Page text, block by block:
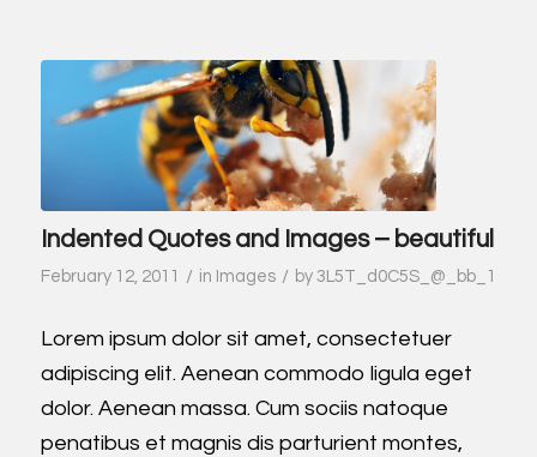
Indented Quotes and Images – beautiful
February 12, 2011 / in Images / by 3L5T_d0C5S_@_bb_1
Lorem ipsum dolor sit amet, consectetuer
adipiscing elit. Aenean commodo ligula eget
dolor. Aenean massa. Cum sociis natoque
penatibus et magnis dis parturient montes,